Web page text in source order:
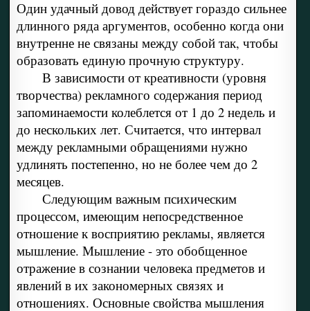
Один удачный довод действует гораздо сильнее
длинного ряда аргументов, особенно когда они
внутренне не связаны между собой так, чтобы
образовать единую прочную структуру.
В зависимости от креативности (уровня
творчества) рекламного содержания период
запоминаемости колеблется от 1 до 2 недель и
до нескольких лет. Считается, что интервал
между рекламными обращениями нужно
удлинять постепенно, но не более чем до 2
месяцев.
Следующим важным психическим
процессом, имеющим непосредственное
отношение к восприятию рекламы, является
мышление. Мышление - это обобщенное
отражение в сознании человека предметов и
явлений в их закономерных связях и
отношениях. Основные свойства мышления